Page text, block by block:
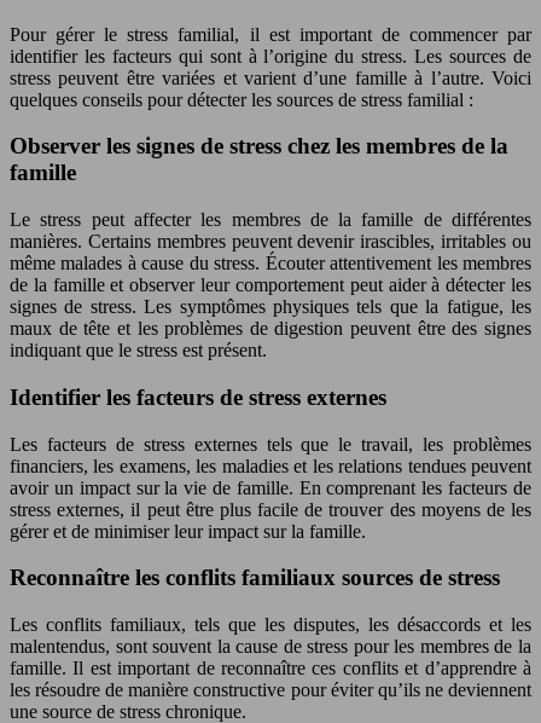
Pour gérer le stress familial, il est important de commencer par
identifier les facteurs qui sont à l’origine du stress. Les sources de
stress peuvent être variées et varient d’une famille à l’autre. Voici
quelques conseils pour détecter les sources de stress familial :
Observer les signes de stress chez les membres de la
famille
Le stress peut affecter les membres de la famille de différentes
manières. Certains membres peuvent devenir irascibles, irritables ou
même malades à cause du stress. Écouter attentivement les membres
de la famille et observer leur comportement peut aider à détecter les
signes de stress. Les symptômes physiques tels que la fatigue, les
maux de tête et les problèmes de digestion peuvent être des signes
indiquant que le stress est présent.
Identifier les facteurs de stress externes
Les facteurs de stress externes tels que le travail, les problèmes
financiers, les examens, les maladies et les relations tendues peuvent
avoir un impact sur la vie de famille. En comprenant les facteurs de
stress externes, il peut être plus facile de trouver des moyens de les
gérer et de minimiser leur impact sur la famille.
Reconnaître les conflits familiaux sources de stress
Les conflits familiaux, tels que les disputes, les désaccords et les
malentendus, sont souvent la cause de stress pour les membres de la
famille. Il est important de reconnaître ces conflits et d’apprendre à
les résoudre de manière constructive pour éviter qu’ils ne deviennent
une source de stress chronique.